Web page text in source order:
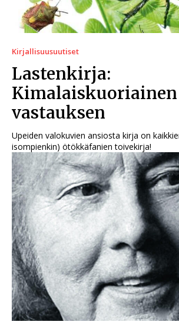
Kirjallisuusuutiset
Lastenkirja:
vastauksen
Upeiden valokuvien ansiosta kirja on
isompienkin) ötökkäfanien toivekirja!